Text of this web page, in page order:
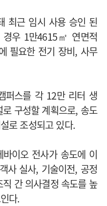
최근 임시 사용 승인 된
경우 1만4615㎡ 연면적
필요한 전기 장비, 사무
퍼스를 각 12만 리터 생
구성할 계획으로, 송도
로 조성되고 있다.
이오 전사가 송도에 이
사 실사, 기술이전, 공정
간 의사결정 속도를 높
다.